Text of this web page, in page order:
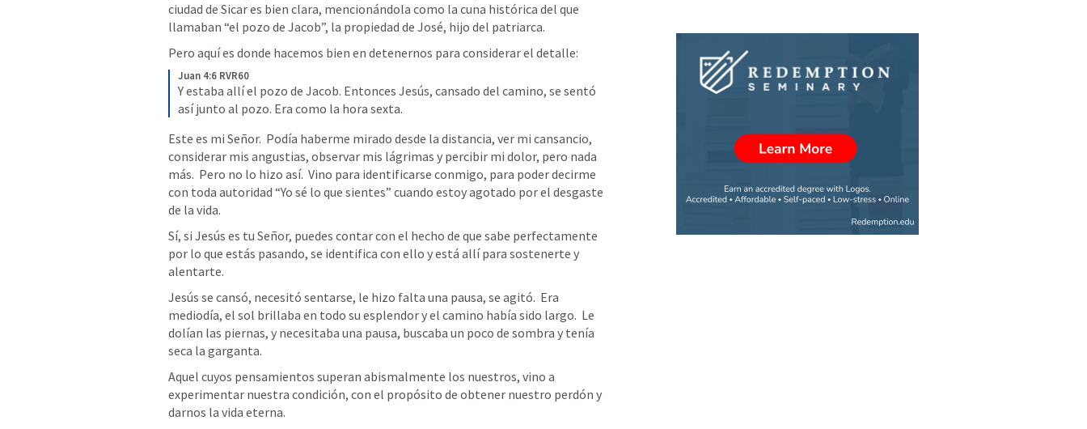
ciudad de Sicar es bien clara, mencionándola como la cuna histórica del que
llamaban “el pozo de Jacob”, la propiedad de José, hijo del patriarca.
Pero aquí es donde hacemos bien en detenernos para considerar el detalle:
Juan 4:6 RVR60
Y estaba allí el pozo de Jacob. Entonces Jesús, cansado del camino, se sentó
así junto al pozo. Era como la hora sexta.
Este es mi Señor.  Podía haberme mirado desde la distancia, ver mi cansancio,
considerar mis angustias, observar mis lágrimas y percibir mi dolor, pero nada
más.  Pero no lo hizo así.  Vino para identificarse conmigo, para poder decirme
con toda autoridad “Yo sé lo que sientes” cuando estoy agotado por el desgaste
de la vida.
Sí, si Jesús es tu Señor, puedes contar con el hecho de que sabe perfectamente
por lo que estás pasando, se identifica con ello y está allí para sostenerte y
alentarte.
Jesús se cansó, necesitó sentarse, le hizo falta una pausa, se agitó.  Era
mediodía, el sol brillaba en todo su esplendor y el camino había sido largo.  Le
dolían las piernas, y necesitaba una pausa, buscaba un poco de sombra y tenía
seca la garganta.
Aquel cuyos pensamientos superan abismalmente los nuestros, vino a
experimentar nuestra condición, con el propósito de obtener nuestro perdón y
darnos la vida eterna.